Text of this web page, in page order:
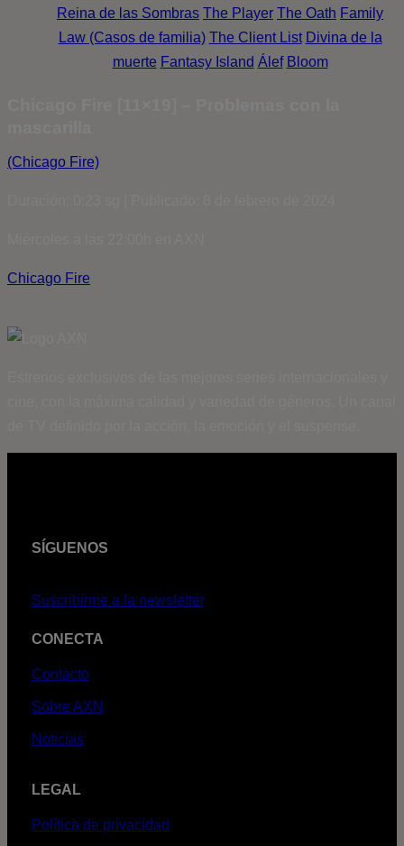
Reina de las Sombras The Player The Oath Family
Law (Casos de familia) The Client List Divina de la
muerte Fantasy Island Álef Bloom
(Chicago Fire)
Chicago Fire
SÍGUENOS
Suscribirme a la newsletter
CONECTA
Contacto
Sobre AXN
Noticias
LEGAL
Política de privacidad